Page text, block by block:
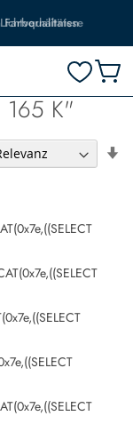
Farbqualitäten
165 K"